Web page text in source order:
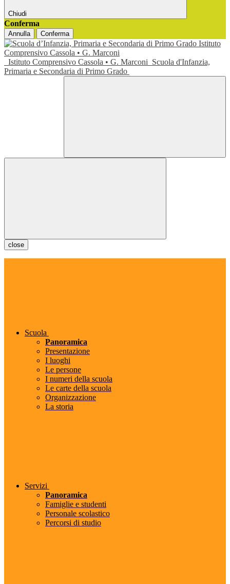
Chiudi
Conferma
Annulla Conferma
Istituto Comprensivo Cassola • G. Marconi Scuola d'Infanzia,
Primaria e Secondaria di Primo Grado
close
Scuola
Panoramica
Presentazione
I luoghi
Le persone
I numeri della scuola
Le carte della scuola
Organizzazione
La storia
Servizi
Panoramica
Famiglie e studenti
Personale scolastico
Percorsi di studio